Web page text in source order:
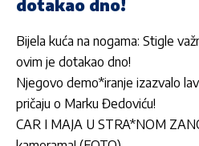
dotakao dno!
Bijela kuća na nogama: Stigle
ovim je dotakao dno!
Njegovo demo*iranje izazvalo
pričaju o Marku Đedoviću!
CAR I MAJA U STRA*NOM